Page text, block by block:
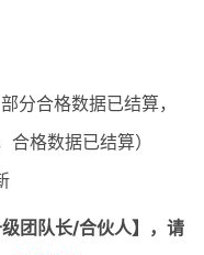
分合格数据已结算，
合格数据已结算）
团队长/合伙人】，请